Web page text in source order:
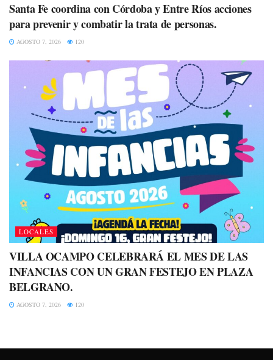
Santa Fe coordina con Córdoba y Entre Ríos acciones
para prevenir y combatir la trata de personas.
AGOSTO 7, 2026 120
LOCALES
VILLA OCAMPO CELEBRARÁ EL MES DE LAS
INFANCIAS CON UN GRAN FESTEJO EN PLAZA
BELGRANO.
AGOSTO 7, 2026 120